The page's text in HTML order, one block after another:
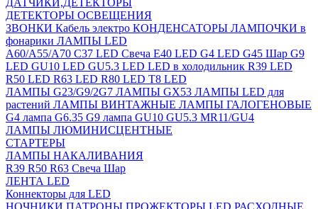
ДАТЧИКИ,ДЕТЕКТОРЫ
ДЕТЕКТОРЫ ОСВЕЩЕНИЯ
ЗВОНКИ Кабель электро КОНДЕНСАТОРЫ ЛАМПОЧКИ в
фонарики ЛАМПЫ LED
A60/A55/A70 C37 LED Свеча E40 LED G4 LED G45 Шар G9
LED GU10 LED GU5.3 LED LED в холодильник R39 LED
R50 LED R63 LED R80 LED T8 LED
ЛАМПЫ G23/G9/2G7 ЛАМПЫ GX53 ЛАМПЫ LED для
растений ЛАМПЫ ВИНТАЖНЫЕ ЛАМПЫ ГАЛОГЕНОВЫЕ
G4 лампа G6.35 G9 лампа GU10 GU5.3 MR11/GU4
ЛАМПЫ ЛЮМИНИСЦЕНТНЫЕ
СТАРТЕРЫ
ЛАМПЫ НАКАЛИВАНИЯ
R39 R50 R63 Свеча Шар
ЛЕНТА LED
Коннекторы для LED
НОЧНИКИ ПАТРОНЫ ПРОЖЕКТОРЫ LED РАСХОДНЫЕ